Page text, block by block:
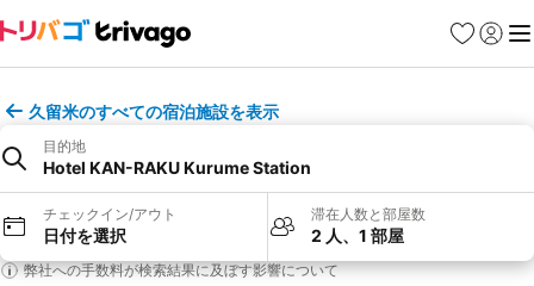
お気に入り
ログイ
メ
久留米のすべての宿泊施設を表示
目的地
Hotel KAN-RAKU Kurume Station
チェックイン/アウト
日付を選択
滞在人数と部屋数
2 人、1 部屋
弊社への手数料が検索結果に及ぼす影響について